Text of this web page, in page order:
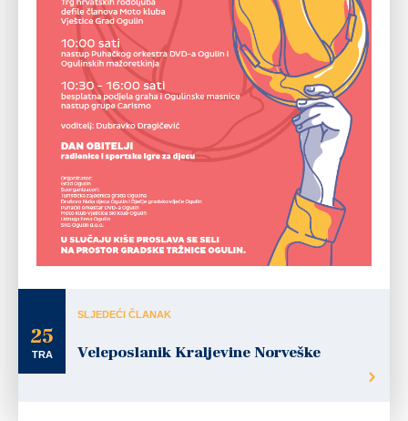
25
TRA
SLJEDEĆI ČLANAK
Veleposlanik Kraljevine Norveške